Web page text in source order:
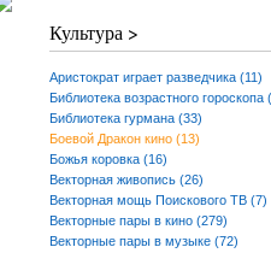
Культура >
Аристократ играет разведчика (11)
Библиотека возрастного гороскопа
Библиотека гурмана (33)
Боевой Дракон кино (13)
Божья коровка (16)
Векторная живопись (26)
Векторная мощь Поискового ТВ (7)
Векторные пары в кино (279)
Векторные пары в музыке (72)